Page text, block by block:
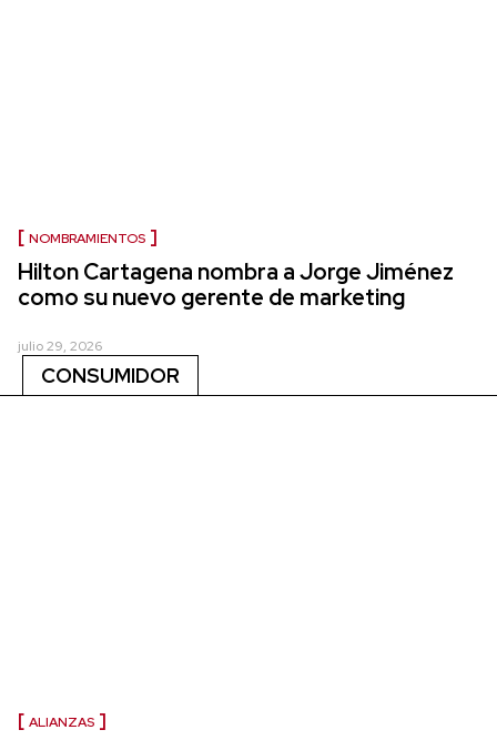
NOMBRAMIENTOS
Hilton Cartagena nombra a Jorge Jiménez
como su nuevo gerente de marketing
julio 29, 2026
CONSUMIDOR
ALIANZAS